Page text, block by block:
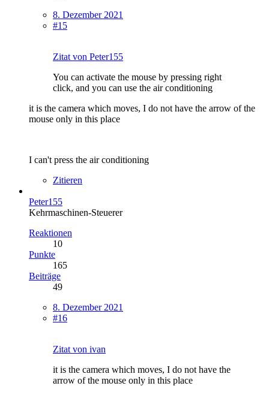
8. Dezember 2021
#15
Zitat von Peter155
You can activate the mouse by pressing right
click, and you can use the air conditioning
it is the camera which moves, I do not have the arrow of the
mouse only in this place
I can't press the air conditioning
Zitieren
Peter155
Kehrmaschinen-Steuerer
Reaktionen
10
Punkte
165
Beiträge
49
8. Dezember 2021
#16
Zitat von ivan
it is the camera which moves, I do not have the
arrow of the mouse only in this place